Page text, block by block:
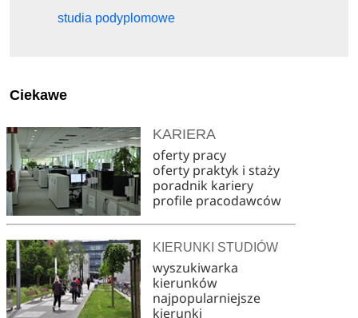
studia podyplomowe
Ciekawe
KARIERA
oferty pracy
oferty praktyk i staży
poradnik kariery
profile pracodawców
KIERUNKI STUDIÓW
wyszukiwarka
kierunków
najpopularniejsze
kierunki